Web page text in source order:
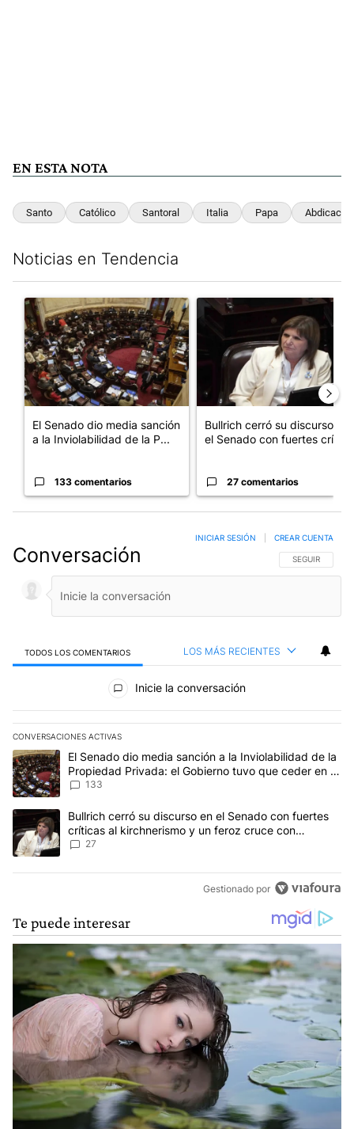
EN ESTA NOTA
Santo Católico Santoral Italia Papa Abdicación
Noticias en Tendencia
Un artículo de tendencia con el título "El Senado dio media
El Senado dio media sanción
a la Inviolabilidad de la P...
133 comentarios
Un artículo de tendencia
Bullrich cerró su discurso en
el Senado con fuertes crí...
27 comentarios
Conversación SIGA ESTA
SEGUIR
INICIAR SESIÓN CREAR CUENTA
TODOS LOS COMENTARIOS LOS MÁS RECIENTES
Todos los comentarios
Inicie la conversación
CONVERSACIONES ACTIVAS
Este listado muestra los artículos con más comentarios en los
Un artículo de tendencia con el título "El Senado dio media
El Senado dio media sanción a la Inviolabilidad de la
Propiedad Privada: el Gobierno tuvo que ceder en la
Ley del Manejo del Fuego
133
Un artículo de tendencia con el título "Bullrich cerró su discurso
Bullrich cerró su discurso en el Senado con fuertes
críticas al kirchnerismo y un feroz cruce con
Capitanich al que le gritó “¡cállate!”
27
Gestionado por